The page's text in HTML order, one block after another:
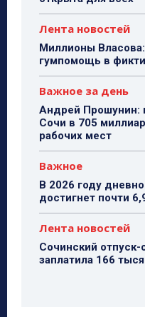
Лента новостей
Миллионы
гумпомощь в
Важное за день
Андрей Прошунин:
Сочи в 705
рабочих мест
Важное
В 2026 году
достигнет почти
Лента новостей
Сочинский
заплатила 166